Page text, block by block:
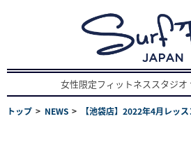
女性限定フィットネススタジオ
トップ NEWS 【池袋店】2022年4月レッ